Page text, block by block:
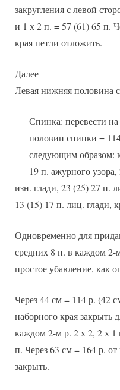
закругления с левой
и 1 х 2 п. = 57 (61) 65 п.
края петли отложить.
Далее
Левая нижняя половина
Спинка: перевести
половин спинки =
следующим образом:
19 п. ажурного
изн. глади, 23 (25) 27 п.
13 (15) 17 п. лиц. глади,
Одновременно для
средних 8 п. в каждом 2-
простое убавление, как
Через 44 см = 114 р. (42
наборного края закрыть
каждом 2-м р. 2 х 2, 2 х
п. Через 63 см = 164 р.
закрыть.